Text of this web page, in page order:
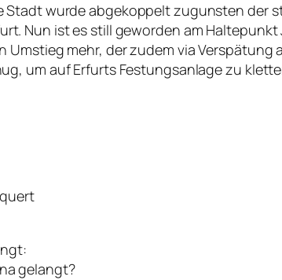
Stadt wurde abgekoppelt zugunsten der
Nun ist es still geworden am Haltepunkt
Umstieg mehr, der zudem via Verspätung
um auf Erfurts Festungsanlage zu
gelangt?